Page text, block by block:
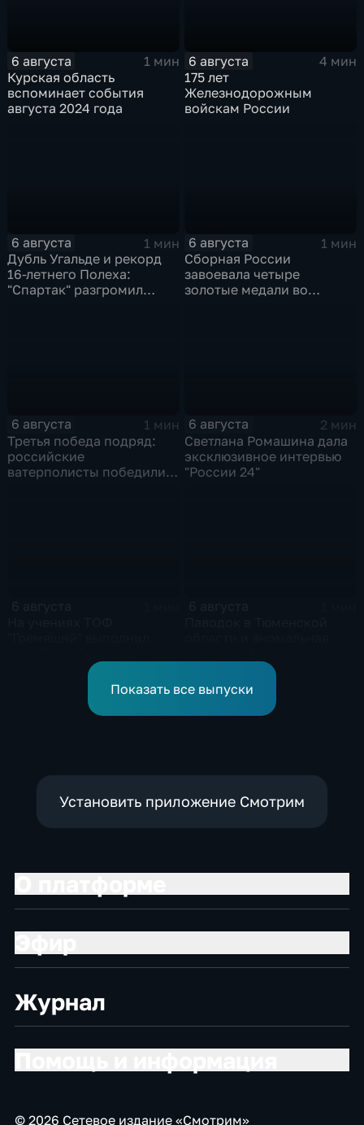
6 августа
1 мин
Курская область
вспоминает события
августа 2024 года
6 августа
4 мин
175 лет
Железнодорожным
войскам России
6 августа
1 мин
Дубль Угальде и рекорд
16-летнего Полеха:
"Спартак" разгромил
6 августа
1 мин
Сборная России
завоевала четыре
золотые медали во
6 августа
1 мин
Третья победа подряд:
российские
ватерполисты победили
6 августа
2 мин
Светлана Ромашина дала
эксклюзивное интервью
"России 24"
Показать все выпуски
Установить приложение Смотрим
Журнал
© 2026 Сетевое издание «Смотрим»